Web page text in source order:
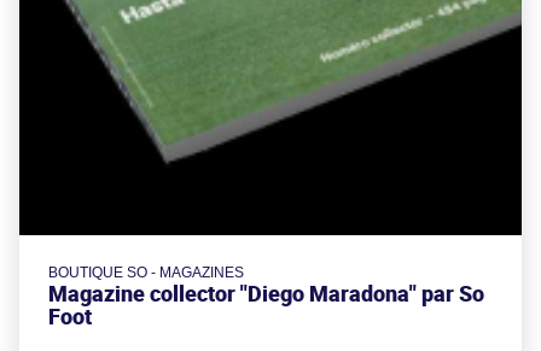
BOUTIQUE SO - MAGAZINES
Magazine collector "Diego Maradona" par So
Foot